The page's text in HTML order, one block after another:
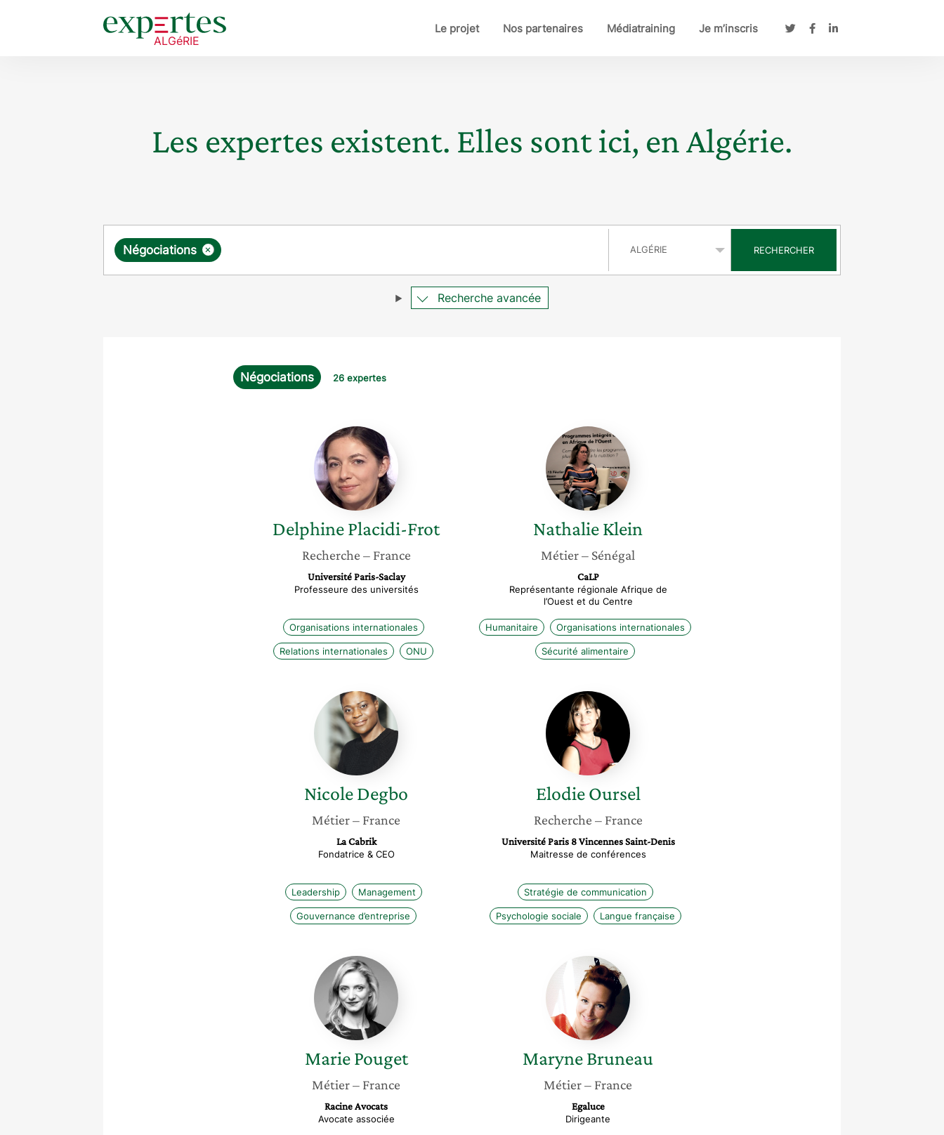
Le projet Nos partenaires Médiatraining Je m’inscris
Les expertes existent. Elles sont ici, en Algérie.
Requête ×
Négociations RECHERCHER
Recherche avancée
Négociations 26 expertes
Delphine
Placidi-
Frot
DelphinePlacidi-Frot
Recherche – France
Université Paris-Saclay
Professeure des universités
Organisations internationales
Relations internationales ONU
Nathalie
Klein
NathalieKlein
Métier– Sénégal
CaLP
Représentante régionale Afrique de
l’Ouest et du Centre
Humanitaire Organisations internationales
Sécurité alimentaire
Nicole
Degbo
NicoleDegbo
Métier– France
La Cabrik
Fondatrice & CEO
Leadership Management
Gouvernance d’entreprise
Elodie
Oursel
Elodie Oursel
Recherche – France
Université Paris 8 Vincennes Saint-Denis
Maitresse de conférences
Stratégie de communication
Psychologie sociale Langue française
Marie
Pouget
Marie Pouget
Métier– France
Racine Avocats
Avocate associée
Maryne
Bruneau
MaryneBruneau
Métier– France
Egaluce
Dirigeante